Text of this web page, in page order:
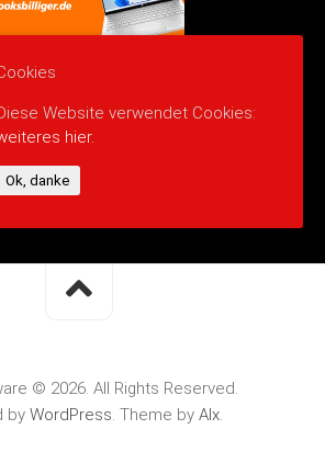
© 2026. All Rights Reserved.
by WordPress. Theme by Alx.
Website verwendet Cookies:
hier.
Ok, danke